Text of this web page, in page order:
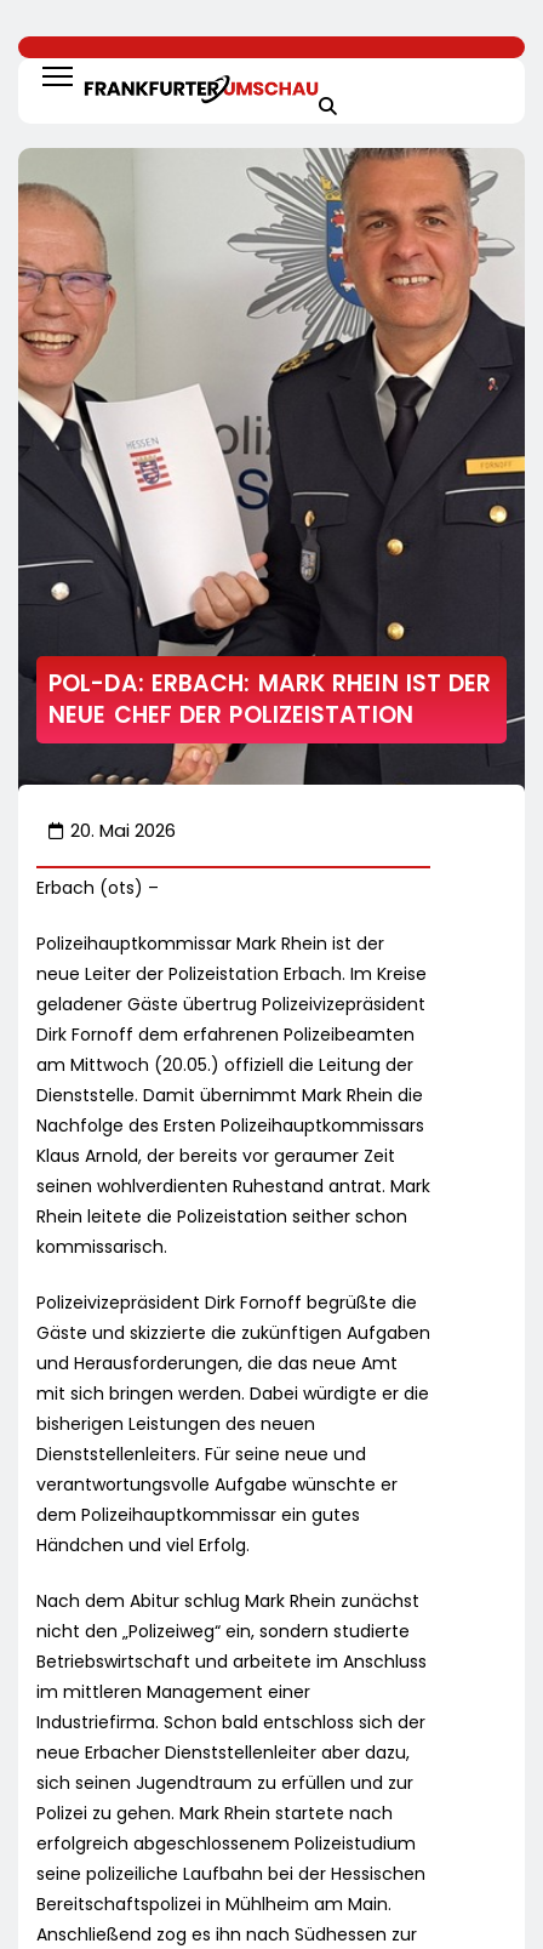
POL-DA: ERBACH: MARK RHEIN IST DER
NEUE CHEF DER POLIZEISTATION
20. Mai 2026
Erbach (ots) –
Polizeihauptkommissar Mark Rhein ist der
neue Leiter der Polizeistation Erbach. Im Kreise
geladener Gäste übertrug Polizeivizepräsident
Dirk Fornoff dem erfahrenen Polizeibeamten
am Mittwoch (20.05.) offiziell die Leitung der
Dienststelle. Damit übernimmt Mark Rhein die
Nachfolge des Ersten Polizeihauptkommissars
Klaus Arnold, der bereits vor geraumer Zeit
seinen wohlverdienten Ruhestand antrat. Mark
Rhein leitete die Polizeistation seither schon
kommissarisch.
Polizeivizepräsident Dirk Fornoff begrüßte die
Gäste und skizzierte die zukünftigen Aufgaben
und Herausforderungen, die das neue Amt
mit sich bringen werden. Dabei würdigte er die
bisherigen Leistungen des neuen
Dienststellenleiters. Für seine neue und
verantwortungsvolle Aufgabe wünschte er
dem Polizeihauptkommissar ein gutes
Händchen und viel Erfolg.
Nach dem Abitur schlug Mark Rhein zunächst
nicht den „Polizeiweg“ ein, sondern studierte
Betriebswirtschaft und arbeitete im Anschluss
im mittleren Management einer
Industriefirma. Schon bald entschloss sich der
neue Erbacher Dienststellenleiter aber dazu,
sich seinen Jugendtraum zu erfüllen und zur
Polizei zu gehen. Mark Rhein startete nach
erfolgreich abgeschlossenem Polizeistudium
seine polizeiliche Laufbahn bei der Hessischen
Bereitschaftspolizei in Mühlheim am Main.
Anschließend zog es ihn nach Südhessen zur